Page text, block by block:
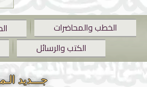
الخطب والمحاضرات
الكتب والرسائل
جـــديد